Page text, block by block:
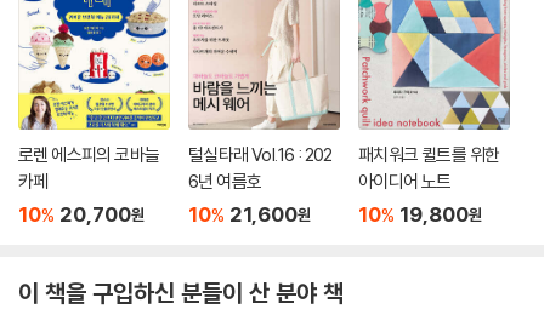
로렌 에스피의 코바늘
카페
10% 20,700원
털실타래 Vol.16 : 202
6년 여름호
10% 21,600원
패치워크 퀼트를 위한
아이디어 노트
10% 19,800원
이 책을 구입하신 분들이 산 분야 책